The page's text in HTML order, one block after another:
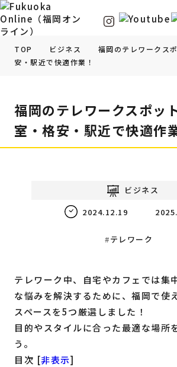
福岡の観光・お出かけ情報
福岡のイベント情報
ビューティー
福岡の フィットネス 情報
福岡の 教育・子育て 情報
福岡のビジネス情報
TOP ビジネス
福岡のテレワークス
安・駅近で快適作業！
福岡のテレワークスポッ
室・格安・駅近で快適作
ビジネス
2024.12.19
テレワーク
テレワーク中、自宅やカフェでは集
な悩みを解決するために、福岡で使
スペースを5つ厳選しました！
目的やスタイルに合った最適な場所
う。
目次 [非表示]